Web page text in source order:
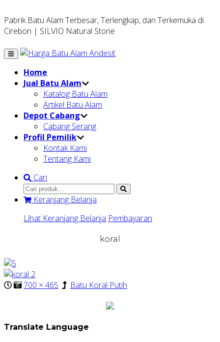
Pabrik Batu Alam Terbesar, Terlengkap, dan Terkemuka di
Cirebon | SILVIO Natural Stone
Home
Jual Batu Alam
Katalog Batu Alam
Artikel Batu Alam
Depot Cabang
Cabang Serang
Profil Pemilik
Kontak Kami
Tentang Kami
Cari
Keranjang Belanja
Lihat Keranjang Belanja Pembayaran
koral
700 × 465 Batu Koral Putih
Translate Language